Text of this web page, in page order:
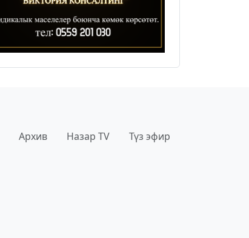
Архив Назар TV Түз эфир